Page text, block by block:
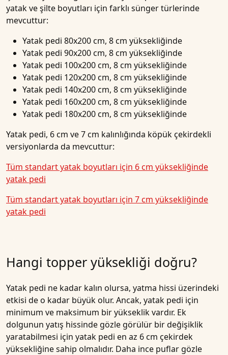
yatak ve şilte boyutları için farklı sünger türlerinde
mevcuttur:
Yatak pedi 80x200 cm, 8 cm yüksekliğinde
Yatak pedi 90x200 cm, 8 cm yüksekliğinde
Yatak pedi 100x200 cm, 8 cm yüksekliğinde
Yatak pedi 120x200 cm, 8 cm yüksekliğinde
Yatak pedi 140x200 cm, 8 cm yüksekliğinde
Yatak pedi 160x200 cm, 8 cm yüksekliğinde
Yatak pedi 180x200 cm, 8 cm yüksekliğinde
Yatak pedi, 6 cm ve 7 cm kalınlığında köpük çekirdekli
versiyonlarda da mevcuttur:
Tüm standart yatak boyutları için 6 cm yüksekliğinde
yatak pedi
Tüm standart yatak boyutları için 7 cm yüksekliğinde
yatak pedi
Hangi topper yüksekliği doğru?
Yatak pedi ne kadar kalın olursa, yatma hissi üzerindeki
etkisi de o kadar büyük olur. Ancak, yatak pedi için
minimum ve maksimum bir yükseklik vardır. Ek
dolgunun yatış hissinde gözle görülür bir değişiklik
yaratabilmesi için yatak pedi en az 6 cm çekirdek
yüksekliğine sahip olmalıdır. Daha ince puflar gözle